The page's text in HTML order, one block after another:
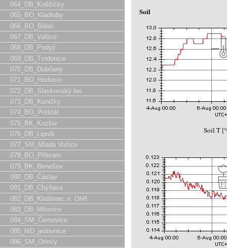
064_DB_Kněžičky
065_BO_Kladruby
066_BO_Běleč
067_DB_Valtice
068_DB_Podyjí
069_DB_Tvrdonice
070_DB_Dubňany
071_BO_Hodonín
072_DB_Slavkovský les
073_DB_Kuničky
074_BO_Potštát
075_BK_Kozlov
076_DB_Lipník
077_SM_Mladá Vožice
078_BO_Příbram
079_BK_Benešov
080_DB_Čáslav
081_DB_Chýňava
082_DB_Klašterec n. Ohří
083_DB_Milovice
084_SM_Černovice
085_MD_jedovnice
086_SM_Orlovy
Soil
Soil T